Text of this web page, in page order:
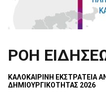
ΡΟΗ
ΚΑΛΟΚΑΙΡΙΝΗ ΕΚΣΤΡΑΤΕΙΑ
ΔΗΜΙΟΥΡΓΙΚΟΤΗΤΑΣ 2026